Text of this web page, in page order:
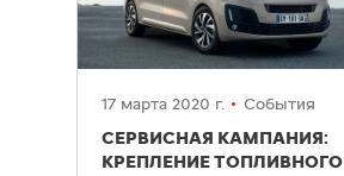
17 марта 2020 г. События
СЕРВИСНАЯ КАМПАНИЯ:
КРЕПЛЕНИЕ ТОПЛИВНОГО